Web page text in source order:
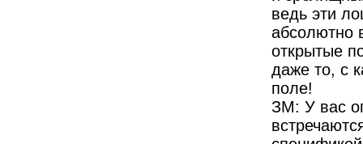
ведь эти
абсолютно
открытые
даже то, с
поле!
ЗМ: У вас